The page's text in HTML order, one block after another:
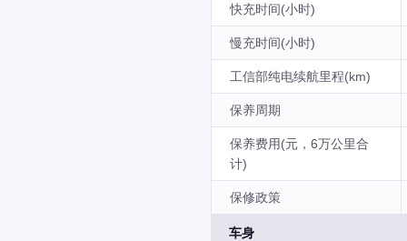
快充时间(小时)
慢充时间(小时)
工信部纯电续航里程(km)
保养周期
保养费用(元，6万公里合
计)
保修政策
车身